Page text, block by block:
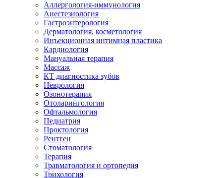
Аллергология-иммунология
Анестезиология
Гастроэнтерология
Дерматология, косметология
Инъекционная интимная пластика
Кардиология
Мануальная терапия
Массаж
КТ диагностика зубов
Неврология
Озонотерапия
Отоларингология
Офтальмология
Педиатрия
Проктология
Рентген
Стоматология
Терапия
Травматология и ортопедия
Трихология